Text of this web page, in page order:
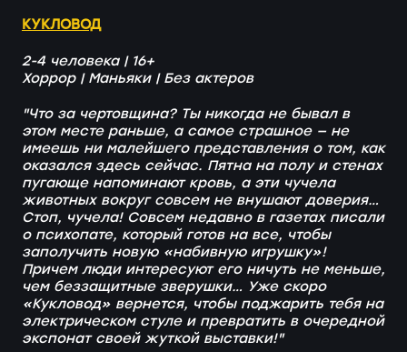
КУКЛОВОД
2-4 человека | 16+
Хоррор | Маньяки | Без актеров
"Что за чертовщина? Ты никогда не бывал в
этом месте раньше, а самое страшное — не
имеешь ни малейшего представления о том, как
оказался здесь сейчас. Пятна на полу и стенах
пугающе напоминают кровь, а эти чучела
животных вокруг совсем не внушают доверия…
Стоп, чучела! Совсем недавно в газетах писали
о психопате, который готов на все, чтобы
заполучить новую «набивную игрушку»!
Причем люди интересуют его ничуть не меньше,
чем беззащитные зверушки… Уже скоро
«Кукловод» вернется, чтобы поджарить тебя на
электрическом стуле и превратить в очередной
экспонат своей жуткой выставки!"